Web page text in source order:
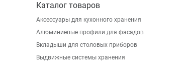
Каталог товаров
Аксессуары для кухонного хранения
Алюминиевые профили для фасадов
Вкладыши для столовых приборов
Выдвижные системы хранения